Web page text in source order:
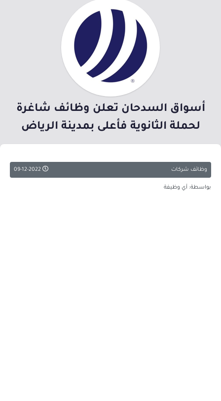
أسواق السدحان تعلن وظائف شاغرة
لحملة الثانوية فأعلى بمدينة الرياض
وظائف شركات
بواسطة: أي وظيفة